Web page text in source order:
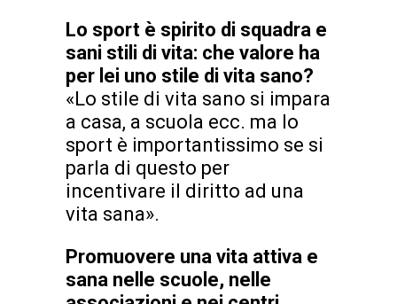
Lo sport è spirito di squadra e
sani stili di vita: che valore ha
per lei uno stile di vita sano?
«Lo stile di vita sano si impara
a casa, a scuola ecc. ma lo
sport è importantissimo se si
parla di questo per
incentivare il diritto ad una
vita sana».
Promuovere una vita attiva e
sana nelle scuole, nelle